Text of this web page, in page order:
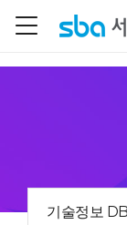
기술정보 DB